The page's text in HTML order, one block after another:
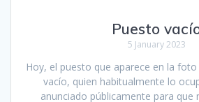
Puesto
5 January 2023
Hoy, el puesto que aparece en la
vacío, quien habitualmente lo
anunciado públicamente para que